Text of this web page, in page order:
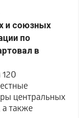
и союзных
по
в
центральных
а также